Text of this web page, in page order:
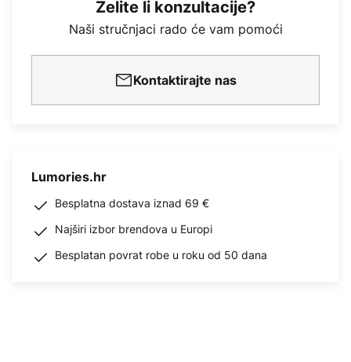
Želite li konzultacije?
Naši stručnjaci rado će vam pomoći
Kontaktirajte nas
Lumories.hr
Besplatna dostava iznad 69 €
Najširi izbor brendova u Europi
Besplatan povrat robe u roku od 50 dana